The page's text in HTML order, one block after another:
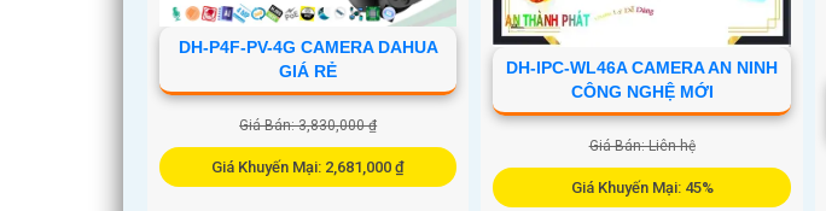
DH-P4F-PV-4G CAMERA DAHUA
GIÁ RẺ
Giá Bán: 3,830,000 ₫
Giá Khuyến Mại: 2,681,000 ₫
DH-IPC-WL46A CAMERA AN NINH
CÔNG NGHỆ MỚI
Giá Bán: Liên hệ
Giá Khuyến Mại: 45%